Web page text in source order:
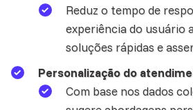
Reduz o tempo de
experiência do usuário
soluções rápidas e
Personalização do
Com base nosdados